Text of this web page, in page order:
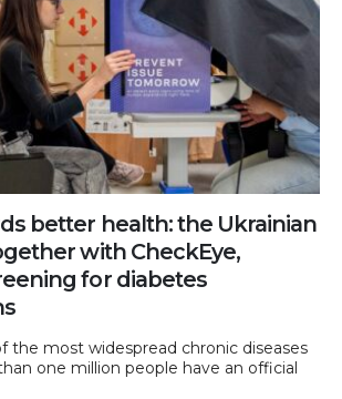
better health: the Ukrainian
with CheckEye,
for diabetes
the most widespread chronic diseases
one million people have an official